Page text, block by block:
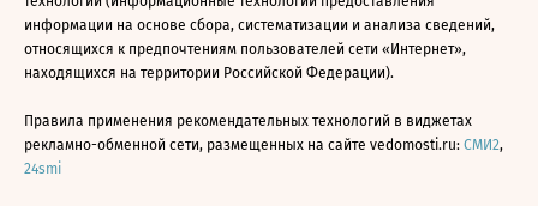
информации на основе сбора, систематизации и анализа сведений,
относящихся к предпочтениям пользователей сети «Интернет»,
находящихся на территории Российской Федерации).
Правила применения рекомендательных технологий в виджетах
рекламно-обменной сети, размещенных на сайте vedomosti.ru: СМИ2,
24smi